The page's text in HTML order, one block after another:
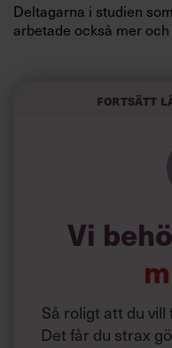
Deltagarna i studien
arbetade också mer
Forskarna tror sig
försök att förändra
Fortsätt
Vi
Så roligt att du
Det får du strax